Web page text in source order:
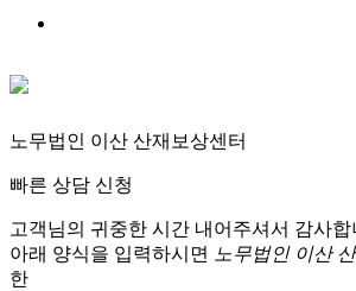
노무법인 이산 산재보상센터
빠른 상담 신청
고객님의 귀중한 시간 내어주셔서 감사합
아래 양식을 입력하시면
노무법인 이산
한